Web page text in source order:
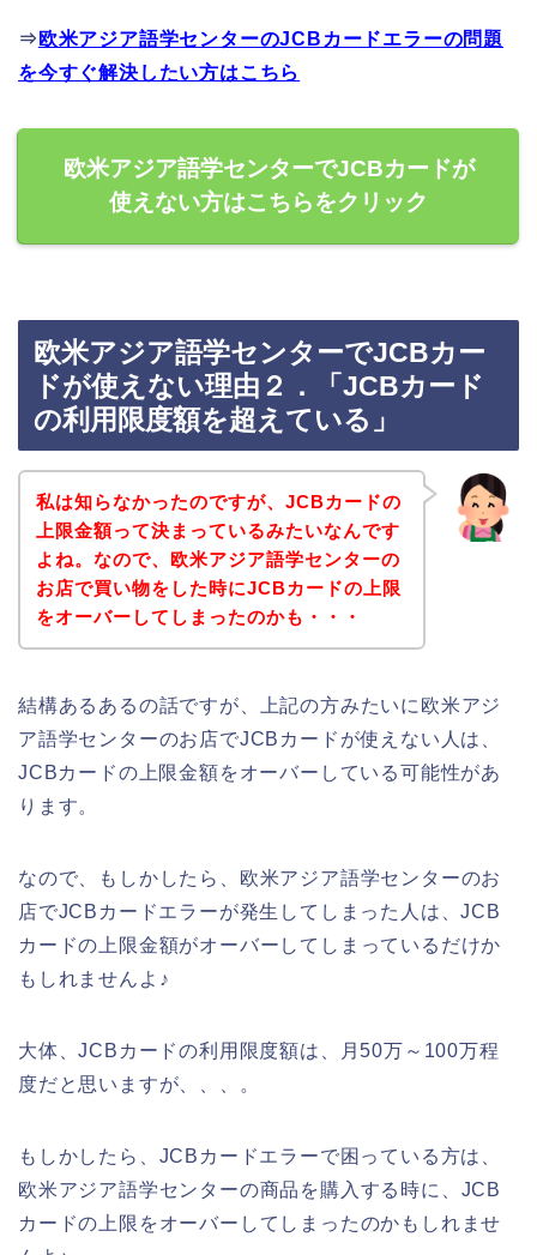
⇒ 欧米アジア語学センターのJCBカードエラーの問題
を今すぐ解決したい方はこちら
欧米アジア語学センターでJCBカードが
使えない方はこちらをクリック
欧米アジア語学センターでJCBカー
ドが使えない理由２．「JCBカード
の利用限度額を超えている」
私は知らなかったのですが、JCBカードの
上限金額って決まっているみたいなんです
よね。なので、欧米アジア語学センターの
お店で買い物をした時にJCBカードの上限
をオーバーしてしまったのかも・・・
結構あるあるの話ですが、上記の方みたいに欧米アジ
ア語学センターのお店でJCBカードが使えない人は、
JCBカードの上限金額をオーバーしている可能性があ
ります。
なので、もしかしたら、欧米アジア語学センターのお
店でJCBカードエラーが発生してしまった人は、JCB
カードの上限金額がオーバーしてしまっているだけか
もしれませんよ♪
大体、JCBカードの利用限度額は、月50万～100万程
度だと思いますが、、、。
もしかしたら、JCBカードエラーで困っている方は、
欧米アジア語学センターの商品を購入する時に、JCB
カードの上限をオーバーしてしまったのかもしれませ